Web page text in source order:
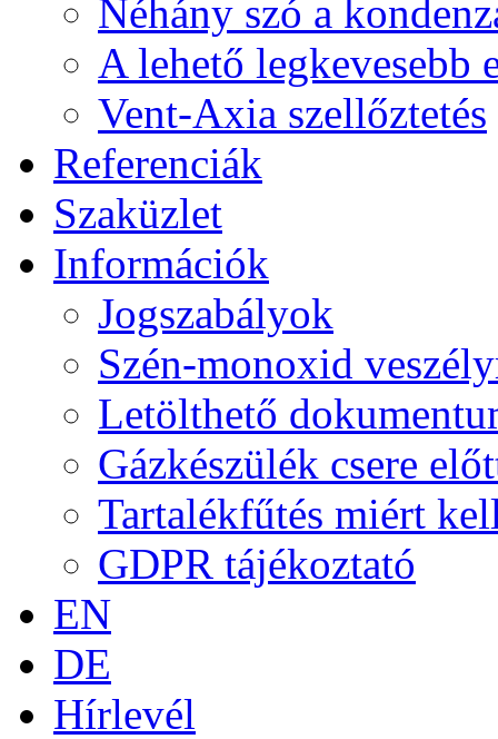
Néhány szó a
A lehető legkevesebb
Vent-Axia szellőztetés
Referenciák
Szaküzlet
Információk
Jogszabályok
Szén-monoxid
Letölthető
Gázkészülék csere
Tartalékfűtés miért
GDPR tájékoztató
EN
DE
Hírlevél